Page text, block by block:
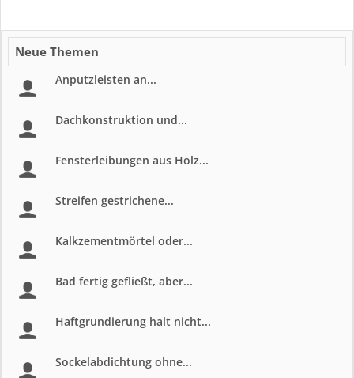
Neue Themen
Anputzleisten an...
Dachkonstruktion und...
Fensterleibungen aus Holz...
Streifen gestrichene...
Kalkzementmörtel oder...
Bad fertig gefließt, aber...
Haftgrundierung halt nicht...
Sockelabdichtung ohne...